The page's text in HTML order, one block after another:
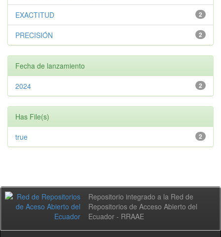
2
EXACTITUD
2
PRECISIÓN
Fecha de lanzamiento
2
2024
Has File(s)
2
true
Repositorio integrado a la Red de
Repositorios de Acceso Abierto del
Ecuador - RRAAE